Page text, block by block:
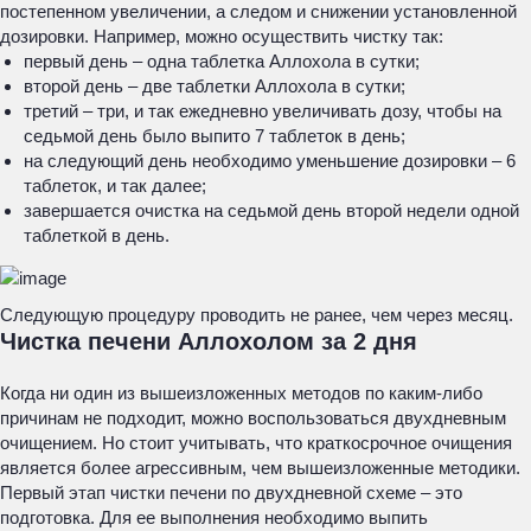
постепенном увеличении, а следом и снижении установленной
дозировки. Например, можно осуществить чистку так:
первый день – одна таблетка Аллохола в сутки;
второй день – две таблетки Аллохола в сутки;
третий – три, и так ежедневно увеличивать дозу, чтобы на
седьмой день было выпито 7 таблеток в день;
на следующий день необходимо уменьшение дозировки – 6
таблеток, и так далее;
завершается очистка на седьмой день второй недели одной
таблеткой в день.
Следующую процедуру проводить не ранее, чем через месяц.
Чистка печени Аллохолом за 2 дня
Когда ни один из вышеизложенных методов по каким-либо
причинам не подходит, можно воспользоваться двухдневным
очищением. Но стоит учитывать, что краткосрочное очищения
является более агрессивным, чем вышеизложенные методики.
Первый этап чистки печени по двухдневной схеме – это
подготовка. Для ее выполнения необходимо выпить